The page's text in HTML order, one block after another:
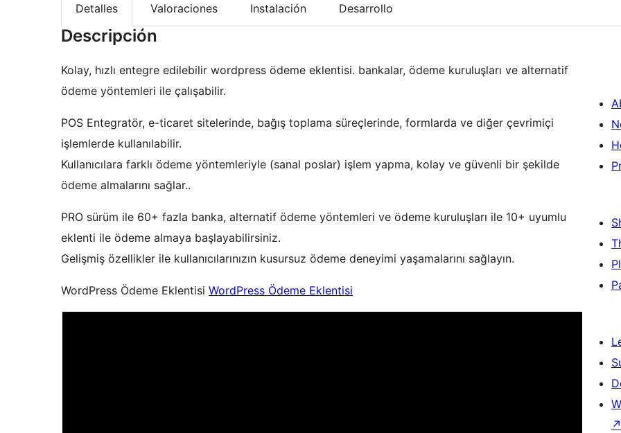
Detalles Valoraciones Instalación Desarrollo
Descripción
Kolay, hızlı entegre edilebilir wordpress ödeme eklentisi. bankalar, ödeme kuruluşları ve alternatif
ödeme yöntemleri ile çalışabilir.
POS Entegratör, e-ticaret sitelerinde, bağış toplama süreçlerinde, formlarda ve diğer çevrimiçi
işlemlerde kullanılabilir.
Kullanıcılara farklı ödeme yöntemleriyle (sanal poslar) işlem yapma, kolay ve güvenli bir şekilde
ödeme almalarını sağlar..
PRO sürüm ile 60+ fazla banka, alternatif ödeme yöntemleri ve ödeme kuruluşları ile 10+ uyumlu
eklenti ile ödeme almaya başlayabilirsiniz.
Gelişmiş özellikler ile kullanıcılarınızın kusursuz ödeme deneyimi yaşamalarını sağlayın.
WordPress Ödeme Eklentisi WordPress Ödeme Eklentisi
↗